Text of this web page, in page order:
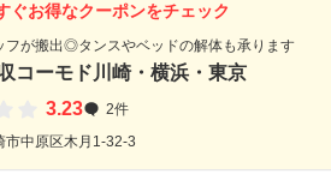
ぐお得なクーポンをチェック
フが搬出◎タンスやベッドの解体も承ります
コーモド川崎・横浜・東京
3.23
2件
市中原区木月1-32-3